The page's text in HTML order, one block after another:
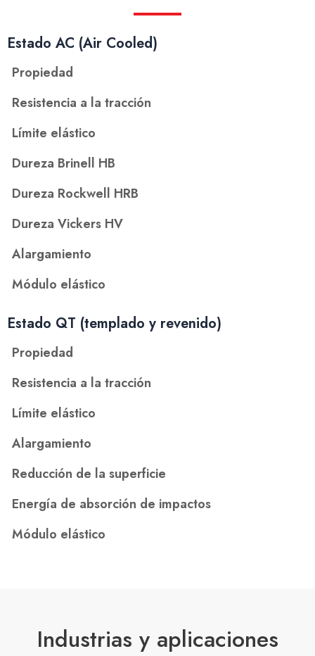
Estado AC (Air Cooled)
Propiedad
Resistencia a la tracción
Límite elástico
Dureza Brinell HB
Dureza Rockwell HRB
Dureza Vickers HV
Alargamiento
Módulo elástico
Estado QT (templado y revenido)
Propiedad
Resistencia a la tracción
Límite elástico
Alargamiento
Reducción de la superficie
Energía de absorción de impactos
Módulo elástico
Industrias y aplicaciones